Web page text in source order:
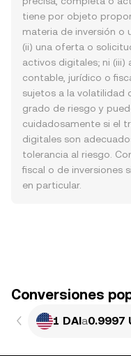
tiene por objeto
materia de inversión o
(ii) una oferta o
activos digitales; ni (iii)
contable, jurídico o
sujetos a la volatilidad
grado de riesgo y
cuidadosamente si el
digitales son
tolerancia al riesgo.
fiscal o de inversiones
en particular.
Conversiones
1 DAIa0.9997